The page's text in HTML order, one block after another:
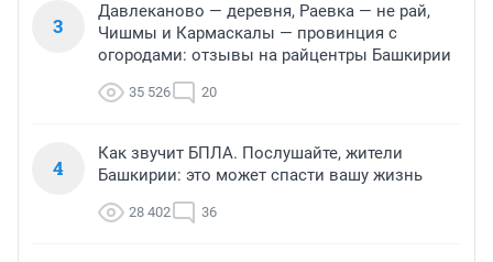
3
Давлеканово — деревня, Раевка — не рай,
Чишмы и Кармаскалы — провинция с
огородами: отзывы на райцентры Башкирии
35 526 20
4
Как звучит БПЛА. Послушайте, жители
Башкирии: это может спасти вашу жизнь
28 402 36